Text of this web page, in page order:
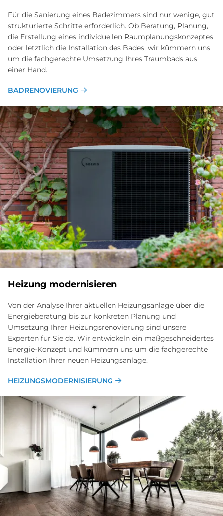
Für die Sanierung eines Badezimmers sind nur wenige, gut
strukturierte Schritte erforderlich. Ob Beratung, Planung,
die Erstellung eines individuellen Raumplanungskonzeptes
oder letztlich die Installation des Bades, wir kümmern uns
um die fachgerechte Umsetzung Ihres Traumbads aus
einer Hand.
BADRENOVIERUNG
Heizung modernisieren
Von der Analyse Ihrer aktuellen Heizungsanlage über die
Energieberatung bis zur konkreten Planung und
Umsetzung Ihrer Heizungsrenovierung sind unsere
Experten für Sie da. Wir entwickeln ein maßgeschneidertes
Energie-Konzept und kümmern uns um die fachgerechte
Installation Ihrer neuen Heizungsanlage.
HEIZUNGSMODERNISIERUNG